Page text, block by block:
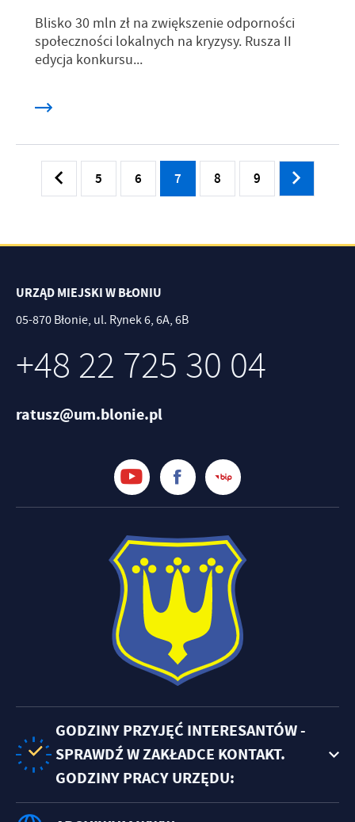
Blisko 30 mln zł na zwiększenie odporności
społeczności lokalnych na kryzysy. Rusza II
edycja konkursu...
5 6 7 8 9
URZĄD MIEJSKI W BŁONIU
05-870 Błonie, ul. Rynek 6, 6A, 6B
+48 22 725 30 04
ratusz@um.blonie.pl
GODZINY PRZYJĘĆ INTERESANTÓW -
SPRAWDŹ W ZAKŁADCE KONTAKT.
GODZINY PRACY URZĘDU: